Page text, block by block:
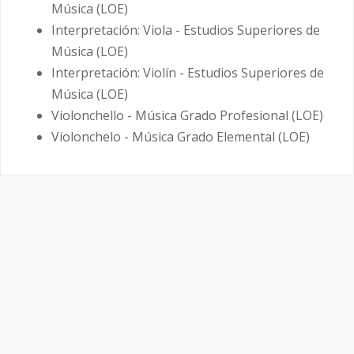
Música (LOE)
Interpretación: Viola - Estudios Superiores de
Música (LOE)
Interpretación: Violín - Estudios Superiores de
Música (LOE)
Violonchello - Música Grado Profesional (LOE)
Violonchelo - Música Grado Elemental (LOE)